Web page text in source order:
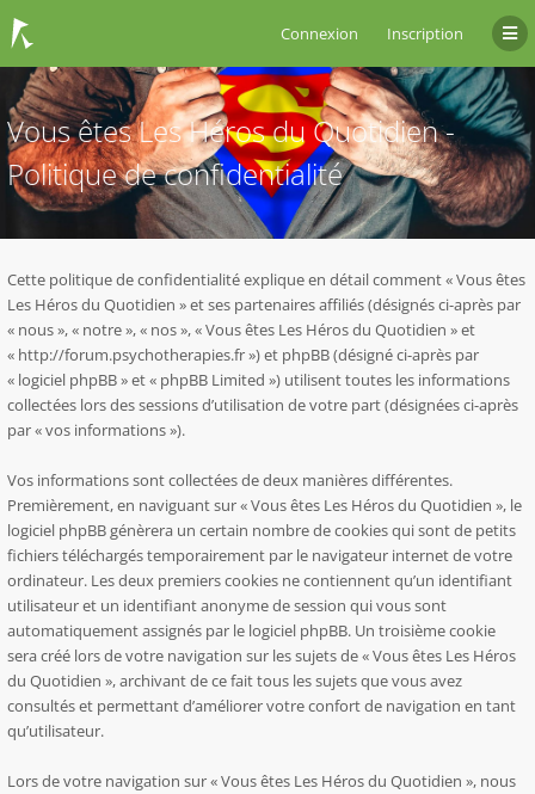
Connexion Inscription
Vous êtes Les Héros du Quotidien -
Politique de confidentialité
Cette politique de confidentialité explique en détail comment « Vous êtes
Les Héros du Quotidien » et ses partenaires affiliés (désignés ci-après par
« nous », « notre », « nos », « Vous êtes Les Héros du Quotidien » et
« http://forum.psychotherapies.fr ») et phpBB (désigné ci-après par
« logiciel phpBB » et « phpBB Limited ») utilisent toutes les informations
collectées lors des sessions d’utilisation de votre part (désignées ci-après
par « vos informations »).
Vos informations sont collectées de deux manières différentes.
Premièrement, en naviguant sur « Vous êtes Les Héros du Quotidien », le
logiciel phpBB génèrera un certain nombre de cookies qui sont de petits
fichiers téléchargés temporairement par le navigateur internet de votre
ordinateur. Les deux premiers cookies ne contiennent qu’un identifiant
utilisateur et un identifiant anonyme de session qui vous sont
automatiquement assignés par le logiciel phpBB. Un troisième cookie
sera créé lors de votre navigation sur les sujets de « Vous êtes Les Héros
du Quotidien », archivant de ce fait tous les sujets que vous avez
consultés et permettant d’améliorer votre confort de navigation en tant
qu’utilisateur.
Lors de votre navigation sur « Vous êtes Les Héros du Quotidien », nous